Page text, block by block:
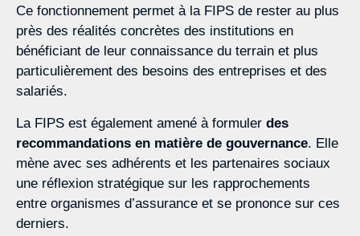
Ce fonctionnement permet à la FIPS de rester au plus
près des réalités concrètes des institutions en
bénéficiant de leur connaissance du terrain et plus
particulièrement des besoins des entreprises et des
salariés.
La FIPS est également amené à formuler des
recommandations en matière de gouvernance. Elle
mène avec ses adhérents et les partenaires sociaux
une réflexion stratégique sur les rapprochements
entre organismes d’assurance et se prononce sur ces
derniers.